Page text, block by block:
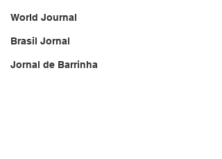
World Journal
Brasil Jornal
Jornal de Barrinha